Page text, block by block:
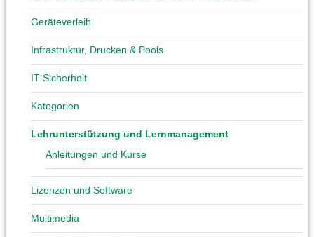
Geräteverleih
Infrastruktur, Drucken & Pools
IT-Sicherheit
Kategorien
Lehrunterstützung und Lernmanagement
Anleitungen und Kurse
Lizenzen und Software
Multimedia